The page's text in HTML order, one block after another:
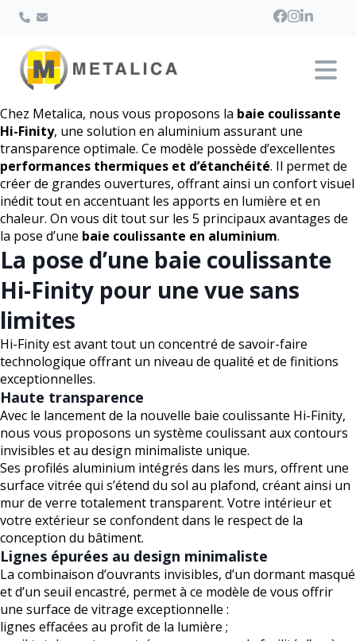
Chez Metalica, nous vous proposons la baie coulissante
Hi-Finity, une solution en aluminium assurant une
transparence optimale. Ce modèle possède d’excellentes
performances thermiques et d’étanchéité. Il permet de
créer de grandes ouvertures, offrant ainsi un confort visuel
inédit tout en accentuant les apports en lumière et en
chaleur. On vous dit tout sur les 5 principaux avantages de
la pose d’une baie coulissante en aluminium.
La pose d’une baie coulissante
Hi-Finity pour une vue sans
limites
Hi-Finity est avant tout un concentré de savoir-faire
technologique offrant un niveau de qualité et de finitions
exceptionnelles.
Haute transparence
Avec le lancement de la nouvelle baie coulissante Hi-Finity,
nous vous proposons un système coulissant aux contours
invisibles et au design minimaliste unique.
Ses profilés aluminium intégrés dans les murs, offrent une
surface vitrée qui s’étend du sol au plafond, créant ainsi un
mur de verre totalement transparent. Votre intérieur et
votre extérieur se confondent dans le respect de la
conception du bâtiment.
Lignes épurées au design minimaliste
La combinaison d’ouvrants invisibles, d’un dormant masqué
et d’un seuil encastré, permet à ce modèle de vous offrir
une surface de vitrage exceptionnelle :
lignes effacées au profit de la lumière ;